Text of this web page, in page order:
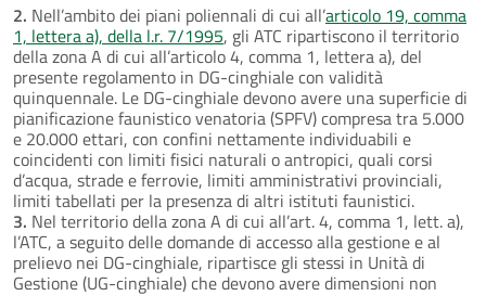
2. Nell’ambito dei piani poliennali di cui all’articolo 19, comma
1, lettera a), della l.r. 7/1995, gli ATC ripartiscono il territorio
della zona A di cui all’articolo 4, comma 1, lettera a), del
presente regolamento in DG-cinghiale con validità
quinquennale. Le DG-cinghiale devono avere una superficie di
pianificazione faunistico venatoria (SPFV) compresa tra 5.000
e 20.000 ettari, con confini nettamente individuabili e
coincidenti con limiti fisici naturali o antropici, quali corsi
d’acqua, strade e ferrovie, limiti amministrativi provinciali,
limiti tabellati per la presenza di altri istituti faunistici.
3. Nel territorio della zona A di cui all’art. 4, comma 1, lett. a),
l’ATC, a seguito delle domande di accesso alla gestione e al
prelievo nei DG-cinghiale, ripartisce gli stessi in Unità di
Gestione (UG-cinghiale) che devono avere dimensioni non